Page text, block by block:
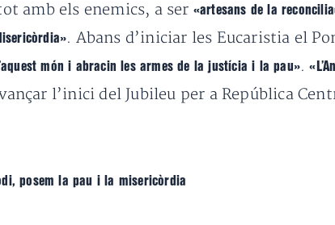
amb els enemics, a ser «artesans de la
. Abans d’iniciar les Eucaristia el
món i abracin les armes de la justícia i la pau».
l’inici del Jubileu per a República
posem la pau i la misericòrdia